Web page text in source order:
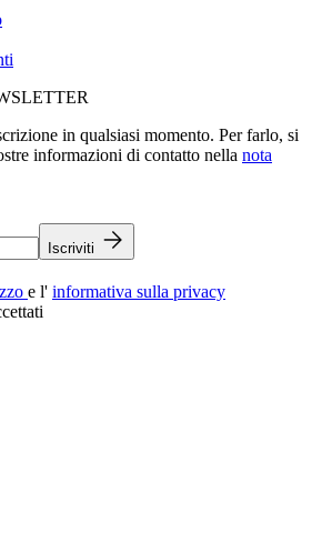
in qualsiasi momento. Per farlo, si
informazioni di contatto nella nota
Iscriviti
e l' informativa sulla privacy